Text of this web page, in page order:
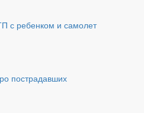
с ребенком и самолет
пострадавших